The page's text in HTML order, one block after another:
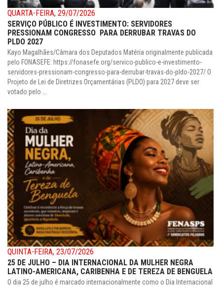
QUARTA-FEIRA, 29/07/2026
SERVIÇO PÚBLICO É INVESTIMENTO: SERVIDORES
PRESSIONAM CONGRESSO PARA DERRUBAR TRAVAS DO
PLDO 2027
Kayo Magalhães/Câmara dos Deputados Matéria originalmente publicada
pelo FONASEFE: https://fonasefe.org/servico-publico-e-investimento-
servidores-pressionam-congresso-para-derrubar-travas-do-pldo-2027/ O
Projeto de Lei de Diretrizes Orçamentárias (PLDO) para 2027 deve ser
votado pelo ...
QUINTA-FEIRA, 23/07/2026
25 DE JULHO – DIA INTERNACIONAL DA MULHER NEGRA
LATINO-AMERICANA, CARIBENHA E DE TEREZA DE BENGUELA
O dia 25 de julho é marcado internacionalmente como o Dia Internacional